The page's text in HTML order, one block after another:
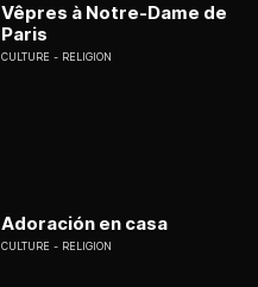
Vêpres à Notre-Dame de
Paris
CULTURE RELIGION
Adoración en casa
CULTURE RELIGION